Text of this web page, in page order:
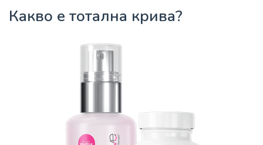
Какво е тотална крива?